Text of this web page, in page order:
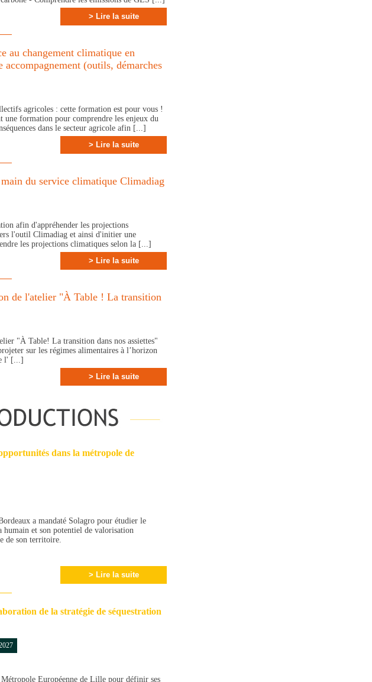
> Lire la suite
au changement climatique en
(outils, démarches
agricoles : cette formation est pour vous !
une formation pour comprendre les enjeux du
dans le secteur agricole afin [...]
> Lire la suite
du service climatique Climadiag
afin d'appréhender les projections
l'outil Climadiag et ainsi d'initier une
les projections climatiques selon la [...]
> Lire la suite
de l'atelier "À Table ! La transition
"À Table! La transition dans nos assiettes"
sur les régimes alimentaires à l’horizon
l' [...]
> Lire la suite
dans la métropole de
a mandaté Solagro pour étudier le
humain et son potentiel de valorisation
de son territoire.
> Lire la suite
de la stratégie de séquestration
Européenne de Lille pour définir ses